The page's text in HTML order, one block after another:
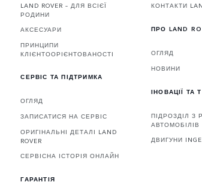
LAND ROVER – ДЛЯ ВСІЄЇ
РОДИНИ
АКСЕСУАРИ
ПРИНЦИПИ
КЛІЄНТООРІЄНТОВАНОСТІ
СЕРВІС ТА ПІДТРИМКА
ОГЛЯД
ЗАПИСАТИСЯ НА СЕРВІС
ОРИГІНАЛЬНІ ДЕТАЛІ LAND
ROVER
СЕРВІСНА ІСТОРІЯ ОНЛАЙН
ГАРАНТІЯ
КОНТАКТИ
ПРО LAND
ОГЛЯД
НОВИНИ
ІНОВАЦІЇ ТА
ПІДРОЗДІЛ З
АВТОМОБІЛІВ
ДВИГУНИ